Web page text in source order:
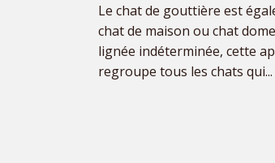
Le chat de gouttière est
chat de maison ou chat
lignée indéterminée, cette
regroupe tous les chats qui...